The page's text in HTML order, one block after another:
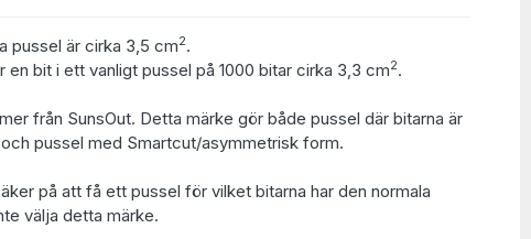
pussel är cirka 3,5 cm2.
en bit i ett vanligt pussel på 1000 bitar cirka 3,3 cm2.
från SunsOut. Detta märke gör både pussel där bitarna är
pussel med Smartcut/asymmetrisk form.
på att få ett pussel för vilket bitarna har den normala
välja detta märke.